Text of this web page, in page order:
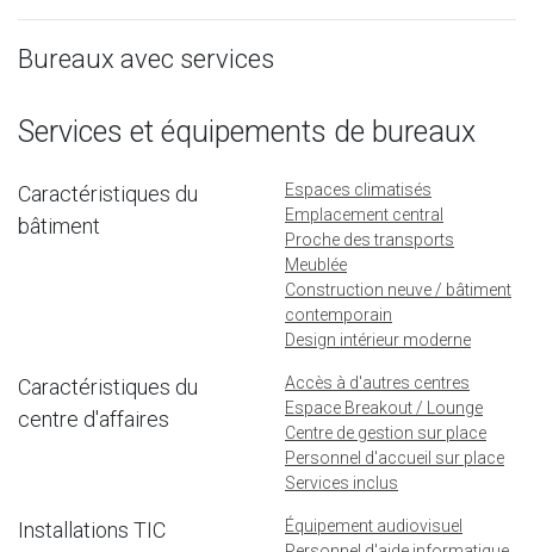
Bureaux avec services
Services et équipements de bureaux
Caractéristiques du
bâtiment
Espaces climatisés
Emplacement central
Proche des transports
Meublée
Construction neuve / bâtiment
contemporain
Design intérieur moderne
Caractéristiques du
centre d'affaires
Accès à d'autres centres
Espace Breakout / Lounge
Centre de gestion sur place
Personnel d'accueil sur place
Services inclus
Installations TIC
Équipement audiovisuel